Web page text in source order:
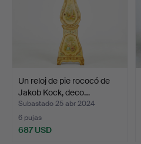
Un reloj de pie rococó de
Jakob Kock, deco…
Subastado 25 abr 2024
6 pujas
687 USD